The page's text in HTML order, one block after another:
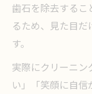
歯石を除去する
るため、見た目
す。
実際にクリーニン
い」「笑顔に自